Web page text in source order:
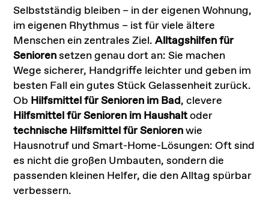
Selbstständig bleiben – in der eigenen Wohnung,
im eigenen Rhythmus – ist für viele ältere
Menschen ein zentrales Ziel.Alltagshilfen für
Seniorensetzen genau dort an: Sie machen
Wege sicherer, Handgriffe leichter und geben im
besten Fall ein gutes Stück Gelassenheit zurück.
Ob Hilfsmittel für Senioren im Bad, clevere
Hilfsmittel für Senioren im Haushaltoder
technische Hilfsmittel für Seniorenwie
Hausnotruf und Smart-Home-Lösungen: Oft sind
es nicht die großen Umbauten, sondern die
passenden kleinen Helfer, die den Alltag spürbar
verbessern.